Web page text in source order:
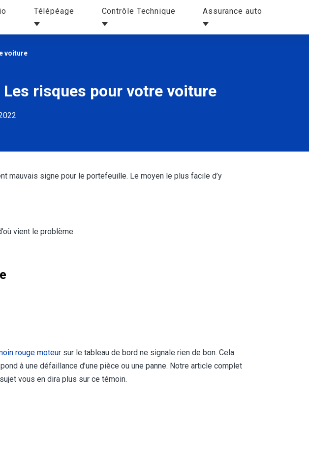
Télépéage Contrôle Technique Assurance auto
voiture
risques pour votre voiture
mauvais signe pour le portefeuille. Le moyen le plus facile d’y
vient le problème.
rouge moteur sur le tableau de bord ne signale rien de bon. Cela
à une défaillance d’une pièce ou une panne. Notre article complet
vous en dira plus sur ce témoin.